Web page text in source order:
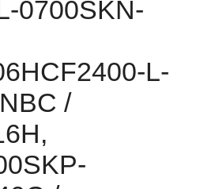
0700SKN-
L-
/